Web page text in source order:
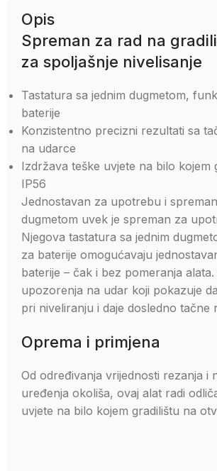
Opis
Spreman za rad na
za spoljašnje nivelisanje
Tastatura sa jednim dugmetom,
baterije
Konzistentno precizni rezultati sa
na udarce
Izdržava teške uvjete na bilo
IP56
Jednostavan za upotrebu i
dugmetom uvek je spreman za
Njegova tastatura sa jednim
za baterije omogućavaju
baterije – čak i bez pomeranja
upozorenja na udar koji pokazuje
pri niveliranju i daje dosledno tačne
Oprema i primjena
Od određivanja vrijednosti rezanja i
uređenja okoliša, ovaj alat radi
uvjete na bilo kojem gradilištu na